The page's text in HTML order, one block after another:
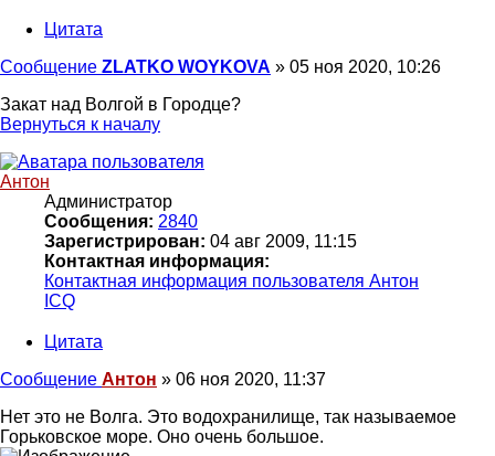
Цитата
Сообщение ZLATKO WOYKOVA » 05 ноя 2020, 10:26
Закат над Волгой в Городце?
Вернуться к началу
Антон
Администратор
Сообщения: 2840
Зарегистрирован: 04 авг 2009, 11:15
Контактная информация:
Контактная информация пользователя Антон
ICQ
Цитата
Сообщение Антон » 06 ноя 2020, 11:37
Нет это не Волга. Это водохранилище, так называемое
Горьковское море. Оно очень большое.